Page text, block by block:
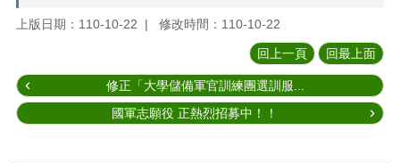
上版日期：110-10-22 修改時間：110-10-22
回上一頁 回最上面
修正「大學儲備軍官訓練團選訓服...
國軍志願役 正熱烈招募中！！